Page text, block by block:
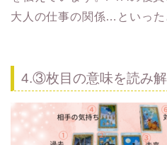
大人の仕事の関係…といった
4.③枚目の意味を読み解